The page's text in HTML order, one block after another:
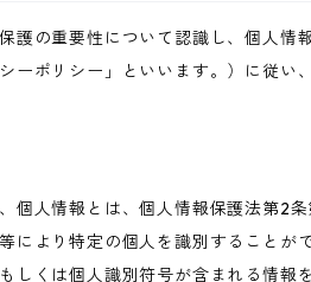
護の重要性について認識し、個人
ーポリシー」といいます。）に従い
個人情報とは、個人情報保護法第2
により特定の個人を識別すること
しくは個人識別符号が含まれる情報